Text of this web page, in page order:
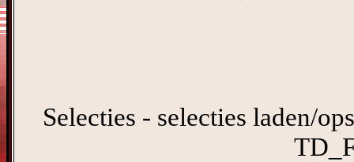
Selecties - selecties laden/